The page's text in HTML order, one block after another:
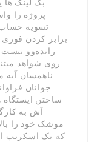
بک لینک
پروژه را
تسویه حساب
برابر کردن
رانده‌وو
روی شواهد
ناهمسان آیه
جوانان
ساختن
آش به
موشک خود را
که یک اسکریپ